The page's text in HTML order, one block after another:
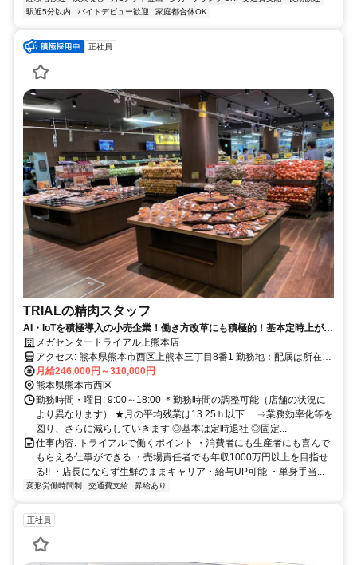
駅近5分以内
バイトデビュー歓迎 家庭都合休OK
正社員
TRIALの精肉スタッフ
AI・IoTを積極導入の小売企業！働き方改革にも積極的！基本定時上が
り！メガセンタートライアル上熊本店
アクセス: 熊本県熊本市西区上熊本三丁目8番1 勤務地：配属は所在地
の都道府県 ※初任地は最寄りの店舗又は希望エリアを優先し配属し
ます。 ※エリア内勤務または全国勤務いずれか希望を選択できま
す。
月給246,000円～310,000円
熊本県熊本市西区
勤務時間・曜日: 9:00～18:00 ＊勤務時間の調整可能（店舗の状況に
より異なります） ★月の平均残業は13.25ｈ以下 ⇒業務効率化等を
図り、さらに減らしていきます ◎基本は定時退社 ◎固定...
仕事内容: トライアルで働くポイント ・消費者にも生産者にも喜んで
もらえる仕事ができる ・売場責任者でも年収1000万円以上を目指せ
る!! ・店長にならず生鮮のままキャリア・給与UP可能 ・単身手当...
変形労働時間制 交通費支給 昇給あり
正社員